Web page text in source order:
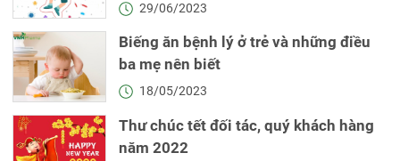
29/06/2023
Biếng ăn bệnh lý ở trẻ và những điều
ba mẹ nên biết
18/05/2023
Thư chúc tết đối tác, quý khách hàng
năm 2022